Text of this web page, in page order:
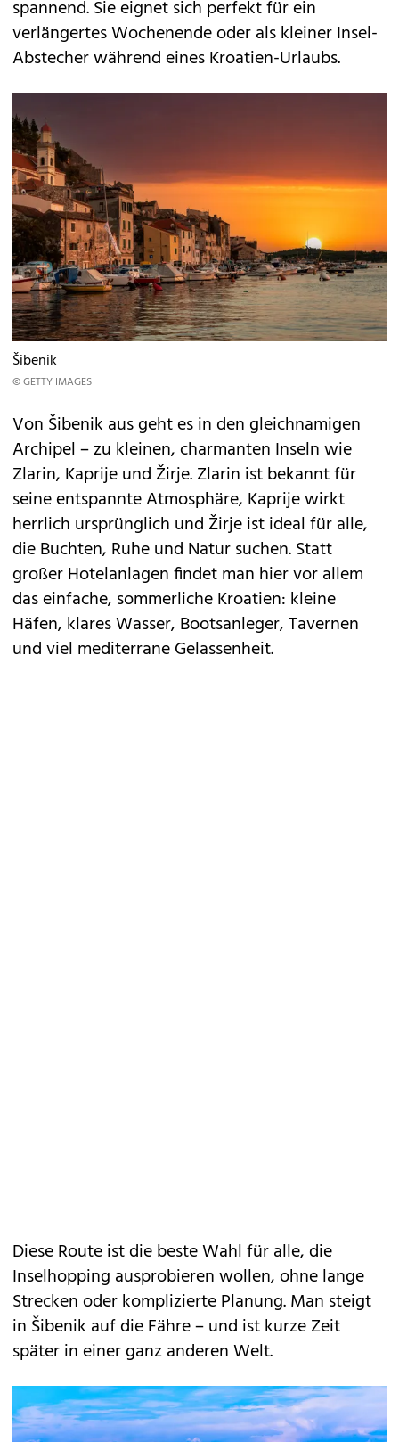
spannend. Sie eignet sich perfekt für ein
verlängertes Wochenende oder als kleiner Insel-
Abstecher während eines Kroatien-Urlaubs.
Šibenik
© GETTY IMAGES
Von Šibenik aus geht es in den gleichnamigen
Archipel – zu kleinen, charmanten Inseln wie
Zlarin, Kaprije und Žirje. Zlarin ist bekannt für
seine entspannte Atmosphäre, Kaprije wirkt
herrlich ursprünglich und Žirje ist ideal für alle,
die Buchten, Ruhe und Natur suchen. Statt
großer Hotelanlagen findet man hier vor allem
das einfache, sommerliche Kroatien: kleine
Häfen, klares Wasser, Bootsanleger, Tavernen
und viel mediterrane Gelassenheit.
Diese Route ist die beste Wahl für alle, die
Inselhopping ausprobieren wollen, ohne lange
Strecken oder komplizierte Planung. Man steigt
in Šibenik auf die Fähre – und ist kurze Zeit
später in einer ganz anderen Welt.